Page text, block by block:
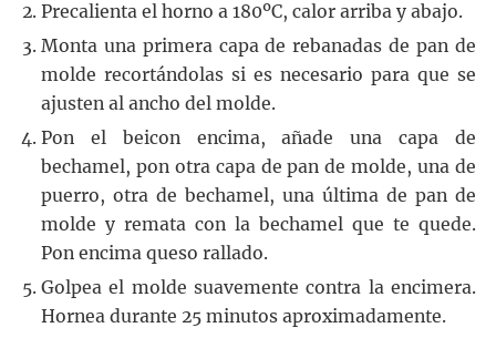
Precalienta el horno a 180ºC, calor arriba y abajo.
Monta una primera capa de rebanadas de pan de
molde recortándolas si es necesario para que se
ajusten al ancho del molde.
Pon el beicon encima, añade una capa de
bechamel, pon otra capa de pan de molde, una de
puerro, otra de bechamel, una última de pan de
molde y remata con la bechamel que te quede.
Pon encima queso rallado.
Golpea el molde suavemente contra la encimera.
Hornea durante 25 minutos aproximadamente.